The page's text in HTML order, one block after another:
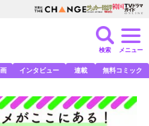
検索 メニュー
インタビュー 連載 無料コミック